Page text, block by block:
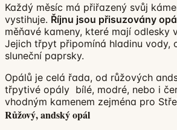
Každý měsíc má přiřazený svůj
vystihuje. Říjnu jsou přisuzovány
měňavé kameny, které mají odlesky
Jejich třpyt připomíná hladinu vody,
sluneční paprsky.
Opálů je celá řada, od růžových
třpytivé opály bílé, modré, nebo i
vhodným kamenem zejména pro
Růžový, andský opál